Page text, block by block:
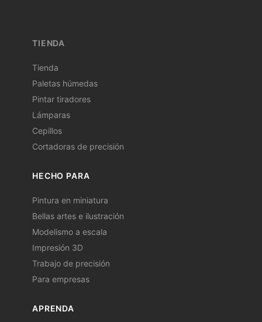
TIENDA
Tienda
Paletas húmedas
Pintar tiradores
Lámparas
Cepillos
Cortadoras de precisión
HECHO PARA
Pintura en miniatura
Bellas artes e ilustración
Modelismo a escala
Impresión 3D
Trabajo de precisión
Para empresas
APRENDA